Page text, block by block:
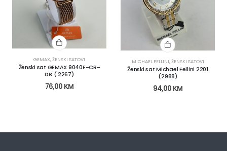
GEMAX,ŽENSKI SATOVI
Ženski sat GEMAX 9040F-CR-
DB ( 2267)
76,00 KM
MICHAEL FELLINI,ŽENSKI SATOVI
Ženski sat Michael Fellini 2201
(2988)
94,00 KM